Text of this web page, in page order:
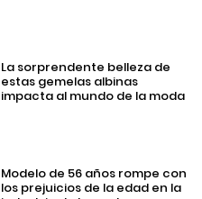
La sorprendente belleza de
estas gemelas albinas
impacta al mundo de la moda
Modelo de 56 años rompe con
los prejuicios de la edad en la